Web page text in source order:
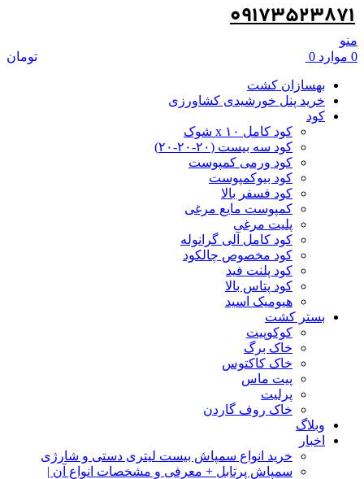
09173523871
منو
0 موارد 0 تومان
بهسازان کشت
خرید پنل خورشیدی کشاورزی
کود
کود کامل ۱۰ x شوک
کود سه بیست (۲۰-۲۰-۲۰)
کود ورمی کمپوست
کود بیوکمپوست
کود فسفر بالا
کمپوست مایع مرغی
پلیت مرغی
کود کامل آلی گرانوله
کود مخصوص چالکود
کود پلنت فید
کود پتاس بالا
هیومیک اسید
بستر کشت
کوکوپیت
خاک برگ
خاک کاکتوس
پیت ماس
پرلیت
خاک روف گاردن
وبلاگ
اخبار
خرید انواع سمپاش بیست لیتری دستی و شارژی
سمپاش پرتابل + معرفی و مشخصات انواع آن |